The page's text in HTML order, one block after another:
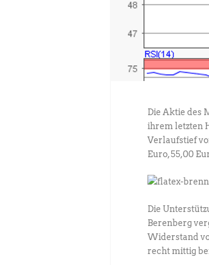
Die Aktie des
ihrem letzten
Verlaufstief
Euro, 55,00
Die
Berenberg
Widerstand
recht mittig